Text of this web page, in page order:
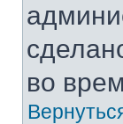
во